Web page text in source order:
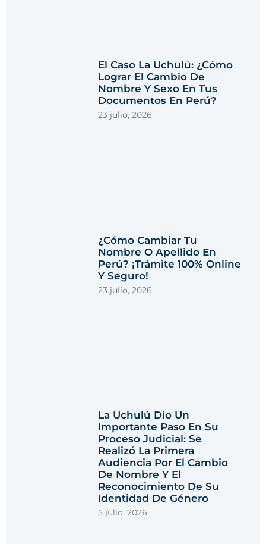
El Caso La Uchulú: ¿Cómo
Lograr El Cambio De
Nombre Y Sexo En Tus
Documentos En Perú?
23 julio, 2026
¿Cómo Cambiar Tu
Nombre O Apellido En
Perú? ¡Trámite 100% Online
Y Seguro!
23 julio, 2026
La Uchulú Dio Un
Importante Paso En Su
Proceso Judicial: Se
Realizó La Primera
Audiencia Por El Cambio
De Nombre Y El
Reconocimiento De Su
Identidad De Género
5 julio, 2026